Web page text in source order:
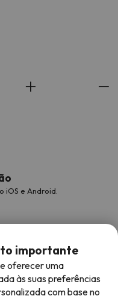
iOS e Android.
importante
oferecer uma
às suas preferências
com base no